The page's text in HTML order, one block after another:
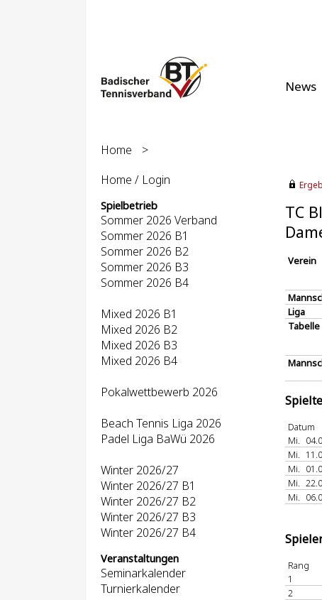
News
Home
>
Home / Login
Spielbetrieb
Sommer 2026 Verband
Sommer 2026 B1
Sommer 2026 B2
Sommer 2026 B3
Sommer 2026 B4
Mixed 2026 B1
Mixed 2026 B2
Mixed 2026 B3
Mixed 2026 B4
Pokalwettbewerb 2026
Beach Tennis Liga 2026
Padel Liga BaWü 2026
Winter 2026/27
Winter 2026/27 B1
Winter 2026/27 B2
Winter 2026/27 B3
Winter 2026/27 B4
Veranstaltungen
Seminarkalender
Turnierkalender
TC
Verein
Liga
Tabelle
Datum
Mi.
Mi.
Mi.
Mi.
Mi.
Rang
1
2